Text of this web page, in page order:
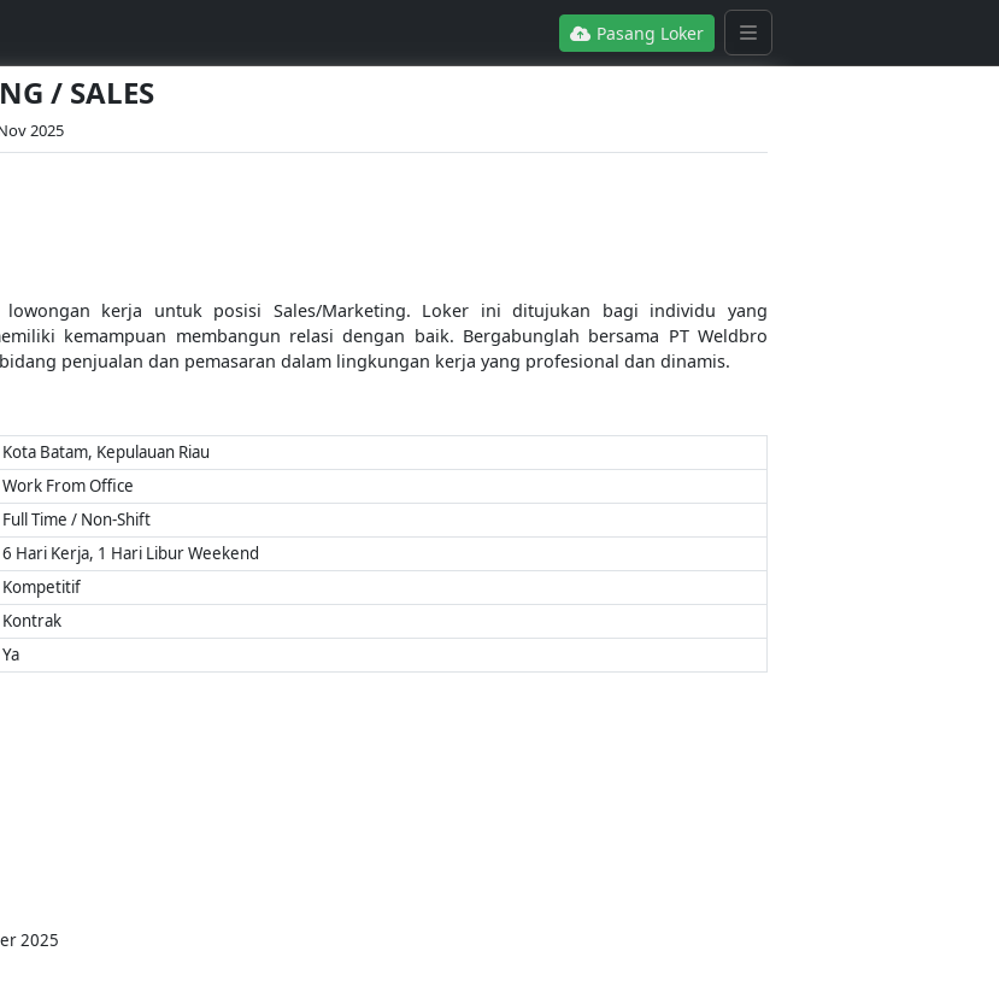
Pasang Loker
/ SALES
2025
lowongan kerja untuk posisi Sales/Marketing. Loker ini ditujukan bagi individu yang
kemampuan membangun relasi dengan baik. Bergabunglah bersama PT Weldbro
penjualan dan pemasaran dalam lingkungan kerja yang profesional dan dinamis.
Kota Batam, Kepulauan Riau
Work From Office
Full Time / Non-Shift
6 Hari Kerja, 1 Hari Libur Weekend
Kompetitif
Kontrak
Ya
2025